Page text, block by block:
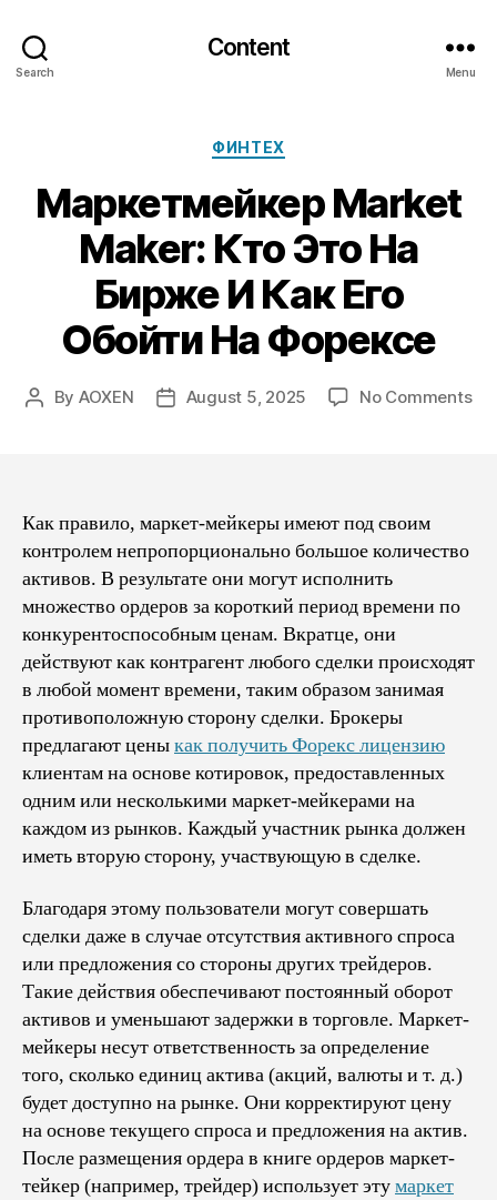
Search
Content
Menu
Categories
ФИНТЕХ
Маркетмейкер Market
Maker: Кто Это На
Бирже И Как Его
Обойти На Форексе
Post
By AOXEN
PostAugust 5, 2025 No Commentson
Как правило, маркет-мейкеры имеют под своим
контролем непропорционально большое количество
активов. В результате они могут исполнить
множество ордеров за короткий период времени по
конкурентоспособным ценам. Вкратце, они
действуют как контрагент любого сделки происходят
в любой момент времени, таким образом занимая
противоположную сторону сделки. Брокеры
предлагают ценыкак получить Форекс лицензию
клиентам на основе котировок, предоставленных
одним или несколькими маркет-мейкерами на
каждом из рынков. Каждый участник рынка должен
иметь вторую сторону, участвующую в сделке.
Благодаря этому пользователи могут совершать
сделки даже в случае отсутствия активного спроса
или предложения со стороны других трейдеров.
Такие действия обеспечивают постоянный оборот
активов и уменьшают задержки в торговле. Маркет-
мейкеры несут ответственность за определение
того, сколько единиц актива (акций, валюты и т. д.)
будет доступно на рынке. Они корректируют цену
на основе текущего спроса и предложения на актив.
После размещения ордера в книге ордеров маркет-
тейкер (например, трейдер) использует этумаркет